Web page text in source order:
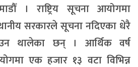
। राष्ट्रिय सूचना आयोगमा
सरकारले सूचना नदिएका धेरै
थालेका छन् । आर्थिक वर्ष
एक हजार १३ वटा विभिन्न